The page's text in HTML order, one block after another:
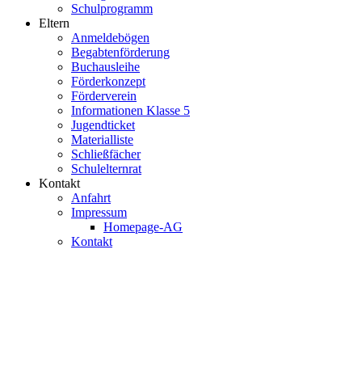
Schulprogramm
Eltern
Anmeldebögen
Begabtenförderung
Buchausleihe
Förderkonzept
Förderverein
Informationen Klasse 5
Jugendticket
Materialliste
Schließfächer
Schulelternrat
Kontakt
Anfahrt
Impressum
Homepage-AG
Kontakt